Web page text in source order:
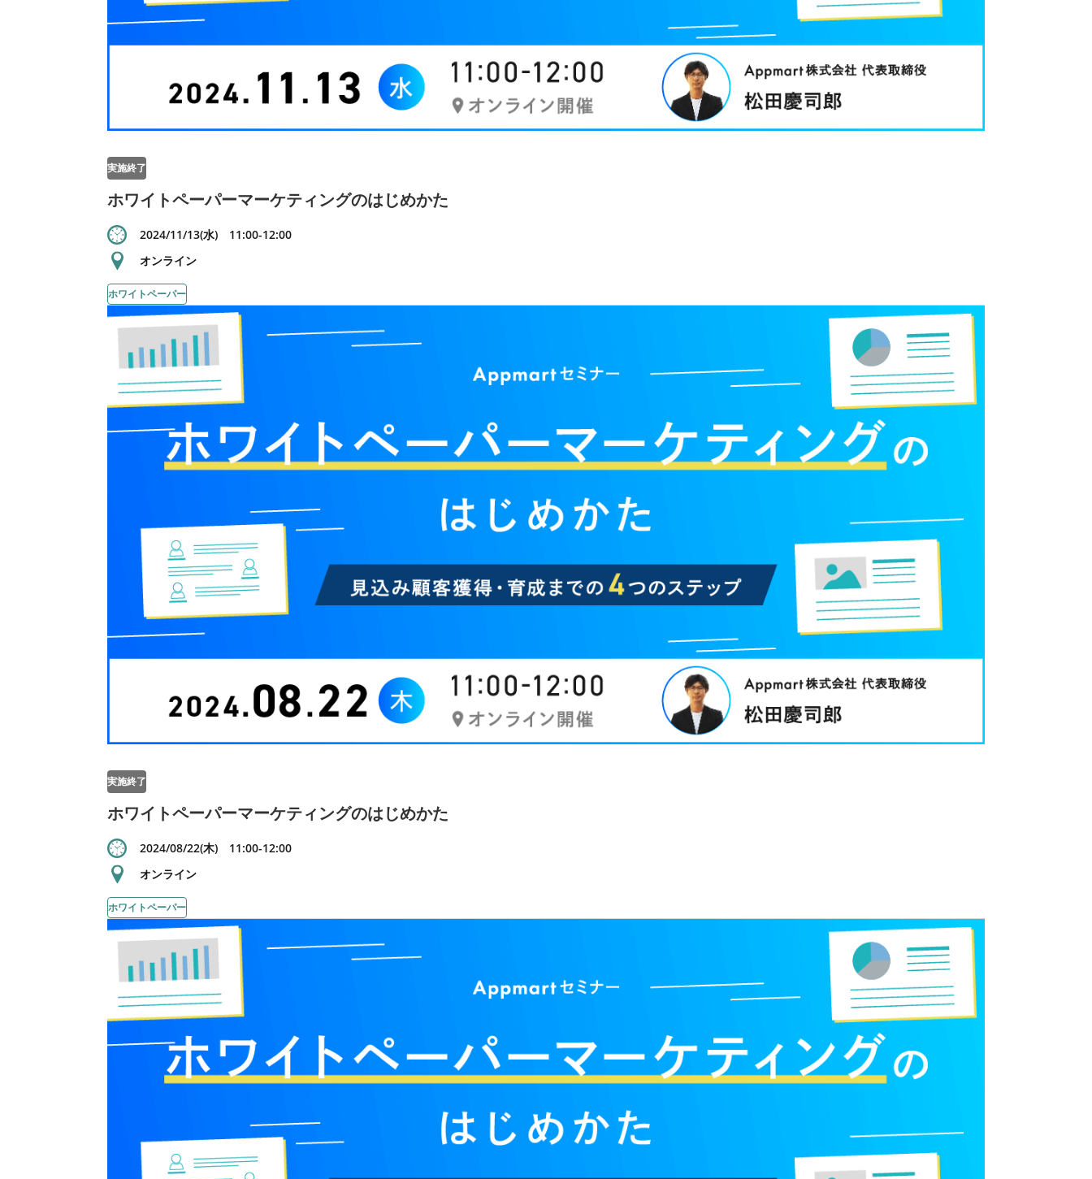
実施終了
ホワイトペーパーマーケティングのはじめかた
2024/11/13(水) 11:00-12:00
オンライン
ホワイトペーパー
実施終了
ホワイトペーパーマーケティングのはじめかた
2024/08/22(木) 11:00-12:00
オンライン
ホワイトペーパー